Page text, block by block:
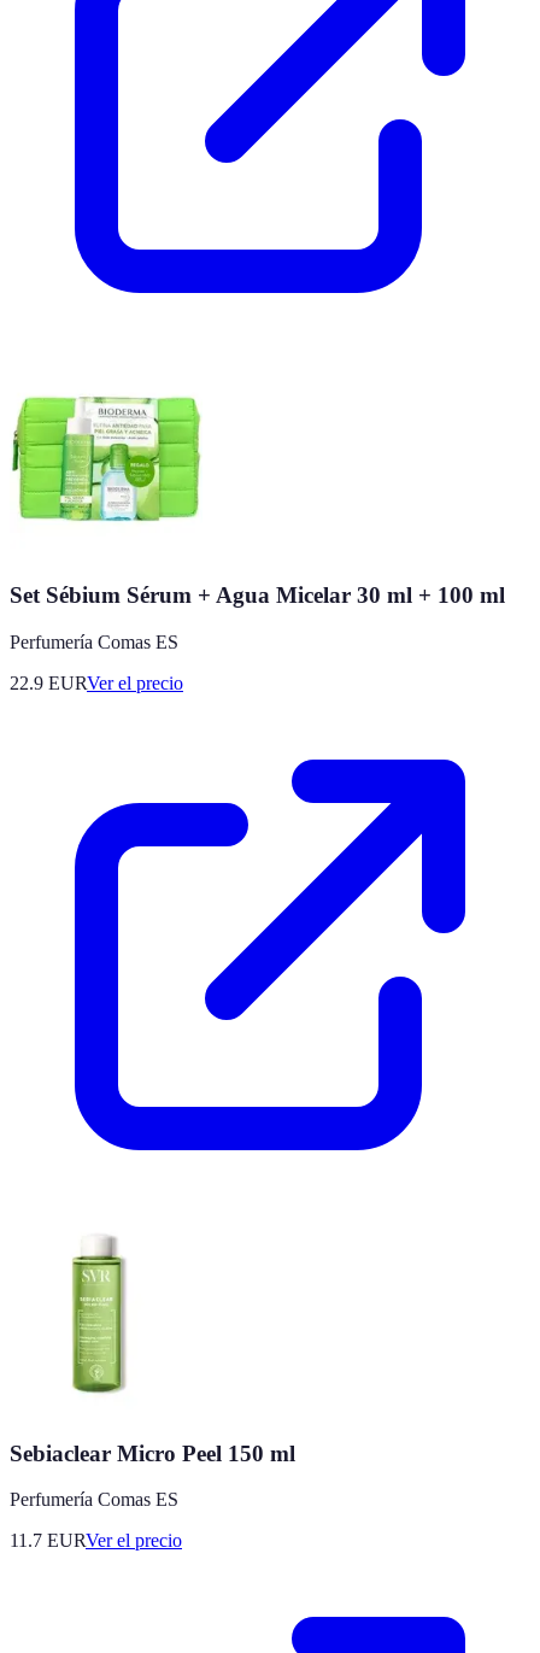
Set Sébium Sérum + Agua Micelar 30 ml + 100 ml
Perfumería Comas ES
22.9 EURVer el precio
Sebiaclear Micro Peel 150 ml
Perfumería Comas ES
11.7 EURVer el precio